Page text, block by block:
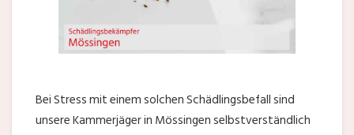
Bei Stress mit einem solchen Schädlingsbefall sind
unsere Kammerjäger in Mössingen selbstverständlich